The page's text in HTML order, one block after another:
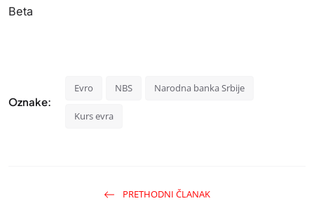
Beta
Oznake:
Evro NBS Narodna banka Srbije
Kurs evra
PRETHODNI ČLANAK